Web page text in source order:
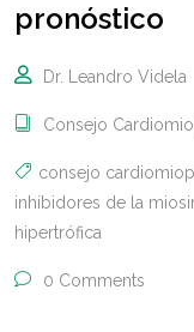
pronóstico
Dr. Leandro Videla
Consejo
consejo
inhibidores de la
hipertrófica
0 Comments